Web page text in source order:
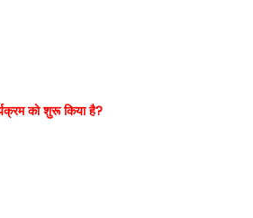
को शुरू किया है?